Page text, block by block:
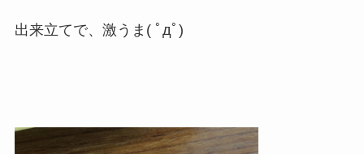
出来立てで、激うま( ﾟдﾟ)